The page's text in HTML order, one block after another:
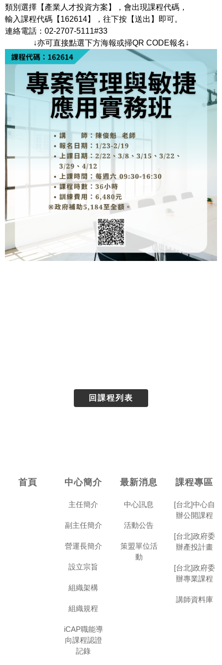
類別選擇【產業人才投資方案】，會出現課程代碼，
輸入課程代碼【162614】，往下按【送出】即可。
連絡電話：02-2707-5111#33
↓亦可直接點選下方海報或掃QR CODE報名↓
回課程列表
首頁 中心簡介
主任簡介
副主任簡介
營運長簡介
設立宗旨
組織架構
組織規程
iCAP職能導
向課程認證
記錄
最新消息
中心訊息
活動公告
策盟單位活
動
課程專區
[台北]中心自
辦公開課程
[台北]政府委
辦產投計畫
[台北]政府委
辦專業課程
講師資料庫